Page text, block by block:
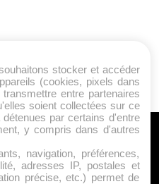
nous ?
Légales
stocker et accéder
(cookies, pixels dans
entre partenaires
soient collectées sur ce
par certains d'entre
y compris dans d'autres
navigation, préférences,
adresses IP, postales et
précise, etc.) permet de